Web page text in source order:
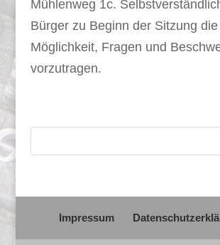
Mühlenweg 1c.
Bürger zu Beginn der Sitzung die
Möglichkeit, Fragen und
vorzutragen.
Impressum